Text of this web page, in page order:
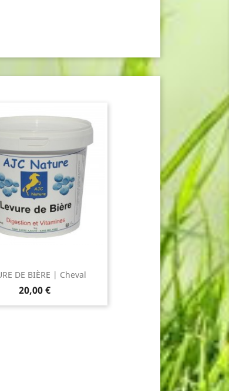
DE BIÈRE | Cheval
Prix
20,00 €